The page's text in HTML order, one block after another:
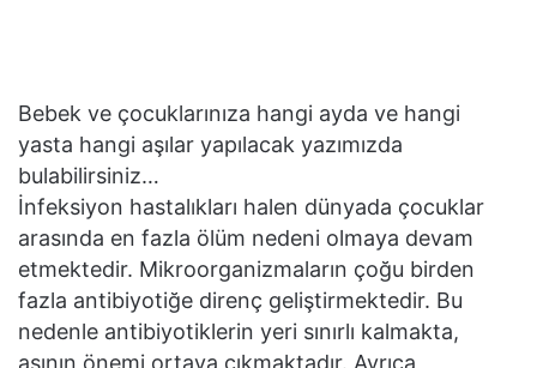
Bebek ve çocuklarınıza hangi ayda ve hangi
yasta hangi aşılar yapılacak yazımızda
bulabilirsiniz…
İnfeksiyon hastalıkları halen dünyada çocuklar
arasında en fazla ölüm nedeni olmaya devam
etmektedir. Mikroorganizmaların çoğu birden
fazla antibiyotiğe direnç geliştirmektedir. Bu
nedenle antibiyotiklerin yeri sınırlı kalmakta,
aşının önemi ortaya çıkmaktadır. Ayrıca